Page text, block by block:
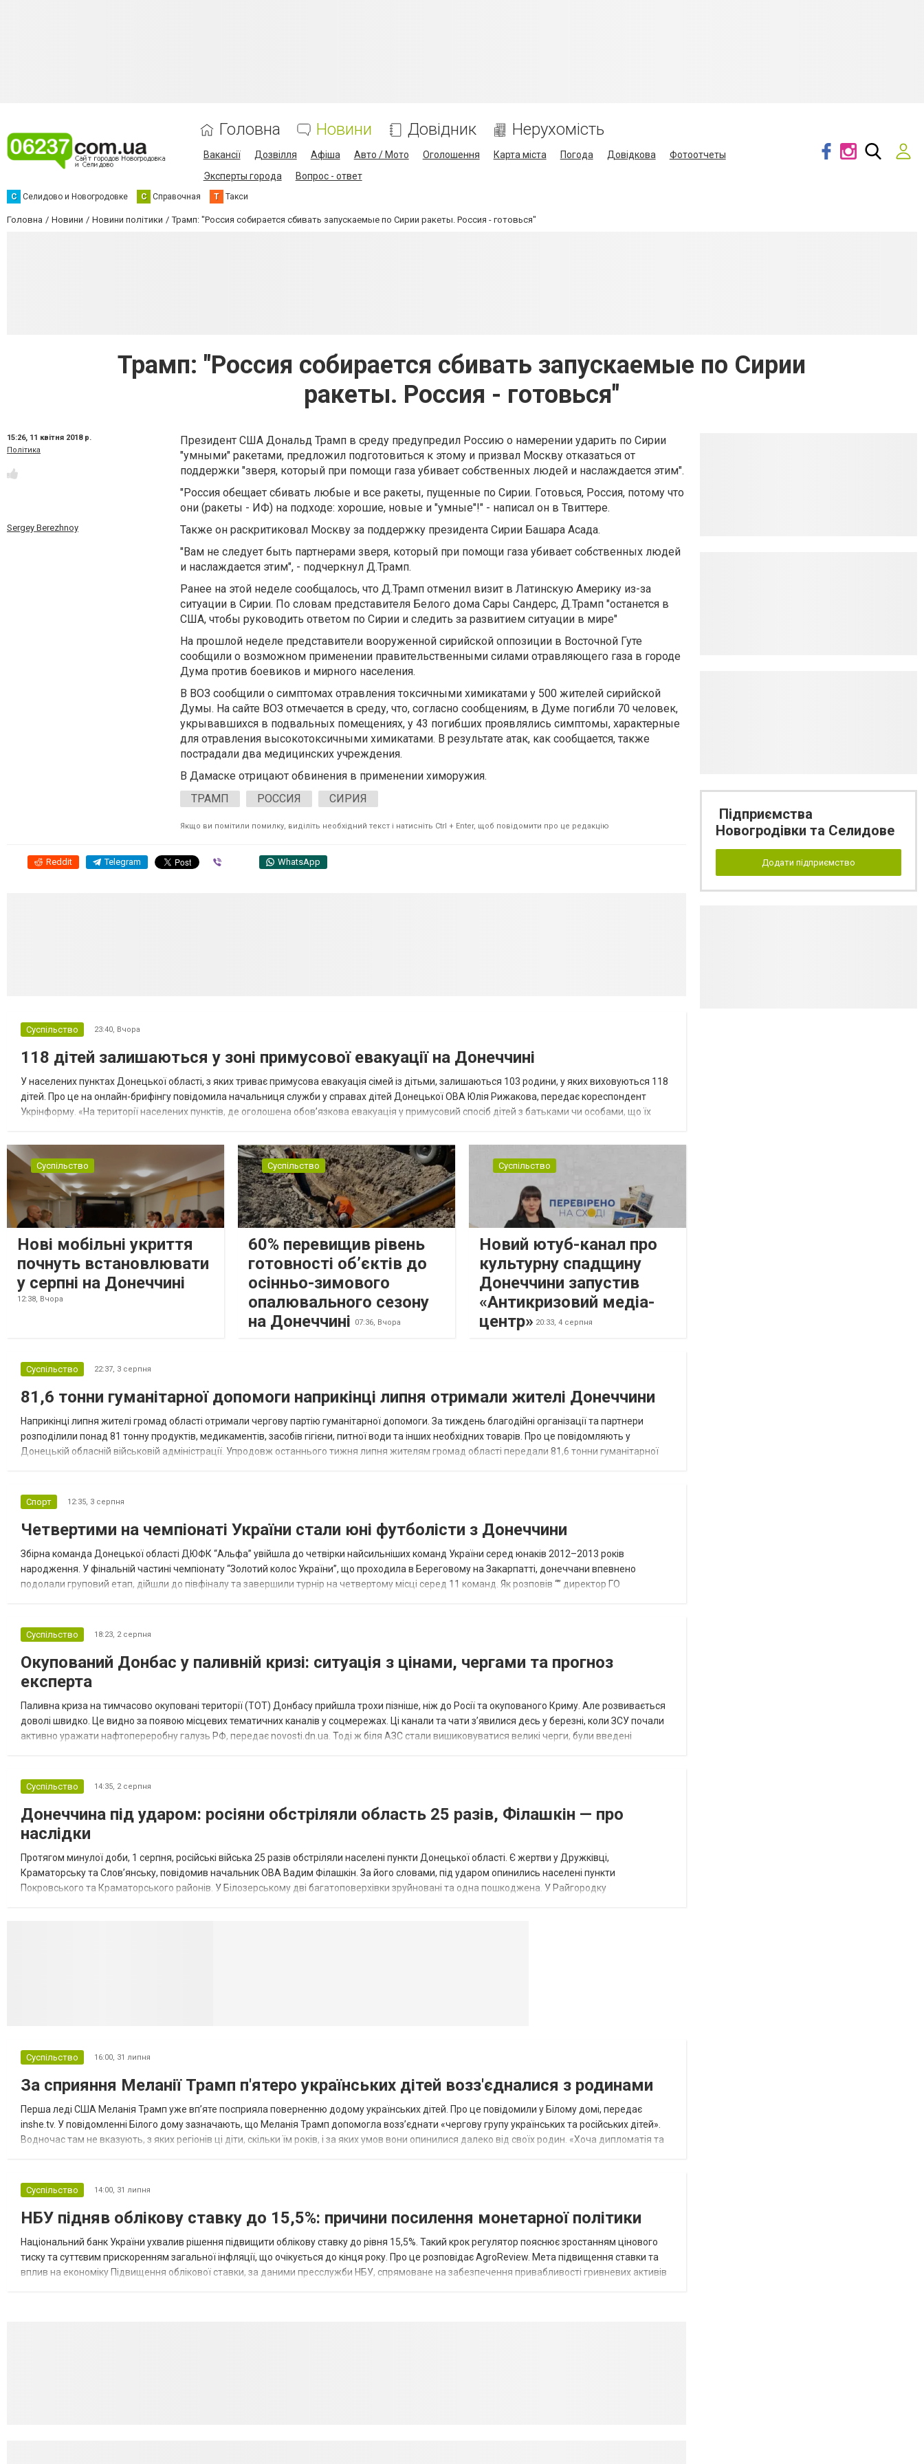
Головна Новини Довідник Нерухомість
Вакансії Дозвілля Афіша Авто / Мото Оголошення Карта міста Погода Довідкова
Фотоотчеты
Эксперты города
Вопрос - ответ
С Селидово и Новогродовке С Справочная Т Такси
Головна Новини Новини політики Трамп: "Россия собирается сбивать запускаемые по Сирии ракеты. Россия - готовься"
Трамп: "Россия собирается сбивать запускаемые по Сирии
ракеты. Россия - готовься"
15:26, 11 квітня 2018 р.
Політика
Sergey Berezhnoy
Президент США Дональд Трамп в среду предупредил Россию о намерении ударить по Сирии
"умными" ракетами, предложил подготовиться к этому и призвал Москву отказаться от
поддержки "зверя, который при помощи газа убивает собственных людей и наслаждается этим".
"Россия обещает сбивать любые и все ракеты, пущенные по Сирии. Готовься, Россия, потому что
они (ракеты - ИФ) на подходе: хорошие, новые и "умные"!" - написал он в Твиттере.
Также он раскритиковал Москву за поддержку президента Сирии Башара Асада.
"Вам не следует быть партнерами зверя, который при помощи газа убивает собственных людей
и наслаждается этим", - подчеркнул Д.Трамп.
Ранее на этой неделе сообщалось, что Д.Трамп отменил визит в Латинскую Америку из-за
ситуации в Сирии. По словам представителя Белого дома Сары Сандерс, Д.Трамп "останется в
США, чтобы руководить ответом по Сирии и следить за развитием ситуации в мире"
На прошлой неделе представители вооруженной сирийской оппозиции в Восточной Гуте
сообщили о возможном применении правительственными силами отравляющего газа в городе
Дума против боевиков и мирного населения.
В ВОЗ сообщили о симптомах отравления токсичными химикатами у 500 жителей сирийской
Думы. На сайте ВОЗ отмечается в среду, что, согласно сообщениям, в Думе погибли 70 человек,
укрывавшихся в подвальных помещениях, у 43 погибших проявлялись симптомы, характерные
для отравления высокотоксичными химикатами. В результате атак, как сообщается, также
пострадали два медицинских учреждения.
В Дамаске отрицают обвинения в применении химоружия.
ТРАМП
РОССИЯ СИРИЯ
Якщо ви помітили помилку, виділіть необхідний текст і натисніть Ctrl + Enter, щоб повідомити про це редакцію
Reddit Telegram WhatsApp
Суспільство 23:40, Вчора
118 дітей залишаються у зоні примусової евакуації на Донеччині
У населених пунктах Донецької області, з яких триває примусова евакуація сімей із дітьми, залишаються 103 родини, у яких виховуються 118
дітей. Про це на онлайн-брифінгу повідомила начальниця служби у справах дітей Донецької ОВА Юлія Рижакова, передає кореспондент
Укрінформу. «На території населених пунктів, де оголошена обов’язкова евакуація у примусовий спосіб дітей з батьками чи особами, що їх
Суспільство
Нові мобільні укриття
почнуть встановлювати
у серпні на Донеччині
12:38, Вчора
Суспільство
60% перевищив рівень
готовності об’єктів до
осінньо-зимового
опалювального сезону
на Донеччині
07:36, Вчора
Суспільство
Новий ютуб-канал про
культурну спадщину
Донеччини запустив
«Антикризовий медіа-
центр» 20:33, 4 серпня
Суспільство 22:37, 3 серпня
81,6 тонни гуманітарної допомоги наприкінці липня отримали жителі Донеччини
Наприкінці липня жителі громад області отримали чергову партію гуманітарної допомоги. За тиждень благодійні організації та партнери
розподілили понад 81 тонну продуктів, медикаментів, засобів гігієни, питної води та інших необхідних товарів. Про це повідомляють у
Донецькій обласній військовій адміністрації. Упродовж останнього тижня липня жителям громад області передали 81,6 тонни гуманітарної
Спорт 12:35, 3 серпня
Четвертими на чемпіонаті України стали юні футболісти з Донеччини
Збірна команда Донецької області ДЮФК “Альфа” увійшла до четвірки найсильніших команд України серед юнаків 2012–2013 років
народження. У фінальній частині чемпіонату “Золотий колос України”, що проходила в Береговому на Закарпатті, донеччани впевнено
подолали груповий етап, дійшли до півфіналу та завершили турнір на четвертому місці серед 11 команд. Як розповів “” директор ГО
Суспільство 18:23, 2 серпня
Окупований Донбас у паливній кризі: ситуація з цінами, чергами та прогноз
експерта
Паливна криза на тимчасово окуповані території (ТОТ) Донбасу прийшла трохи пізніше, ніж до Росії та окупованого Криму. Але розвивається
доволі швидко. Це видно за появою місцевих тематичних каналів у соцмережах. Ці канали та чати з’явилися десь у березні, коли ЗСУ почали
активно уражати нафтопереробну галузь РФ, передає novosti.dn.ua. Тоді ж біля АЗС стали вишиковуватися великі черги, були введені
Суспільство 14:35, 2 серпня
Донеччина під ударом: росіяни обстріляли область 25 разів, Філашкін — про
наслідки
Протягом минулої доби, 1 серпня, російські війська 25 разів обстріляли населені пункти Донецької області. Є жертви у Дружківці,
Краматорську та Слов’янську, повідомив начальник ОВА Вадим Філашкін. За його словами, під ударом опинились населені пункти
Покровського та Краматорського районів. У Білозерському дві багатоповерхівки зруйновані та одна пошкоджена. У Райгородку
Суспільство 16:00, 31 липня
За сприяння Меланії Трамп п'ятеро українських дітей возз'єдналися з родинами
Перша леді США Меланія Трамп уже впʼяте посприяла поверненню додому українських дітей. Про це повідомили у Білому домі, передає
inshe.tv. У повідомленні Білого дому зазначають, що Меланія Трамп допомогла возз’єднати «чергову групу українських та російських дітей».
Водночас там не вказують, з яких регіонів ці діти, скільки їм років, і за яких умов вони опинилися далеко від своїх родин. «Хоча дипломатія та
Суспільство 14:00, 31 липня
НБУ підняв облікову ставку до 15,5%: причини посилення монетарної політики
Національний банк України ухвалив рішення підвищити облікову ставку до рівня 15,5%. Такий крок регулятор пояснює зростанням цінового
тиску та суттєвим прискоренням загальної інфляції, що очікується до кінця року. Про це розповідає AgroReview. Мета підвищення ставки та
вплив на економіку Підвищення облікової ставки, за даними пресслужби НБУ, спрямоване на забезпечення привабливості гривневих активів
Підприємства
Новогродівки та Селидове
Додати підприємство